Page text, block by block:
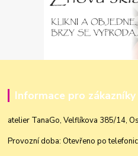
Informace pro zákazníky
atelier TanaGo, Velflíkova 385/14,
Provozní doba: Otevřeno po